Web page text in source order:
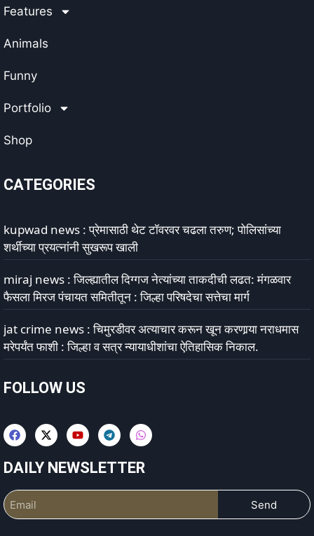
Features
Animals
Funny
Portfolio
Shop
CATEGORIES
kupwad news : प्रेमासाठी थेट टॉवरवर चढला तरुण; पोलिसांच्या
शर्थीच्या प्रयत्नांनी सुखरूप खाली
miraj news : जिल्ह्यातील दिग्गज नेत्यांच्या ताकदीची लढत: मंगळवार
फैसला मिरज पंचायत समितीतून : जिल्हा परिषदेचा सत्तेचा मार्ग
jat crime news : चिमुरडीवर अत्याचार करून खून करणार्‍या नराधमास
मरेपर्यंत फाशी : जिल्हा व सत्र न्यायाधीशांचा ऐतिहासिक निकाल.
FOLLOW US
DAILY NEWSLETTER
Send